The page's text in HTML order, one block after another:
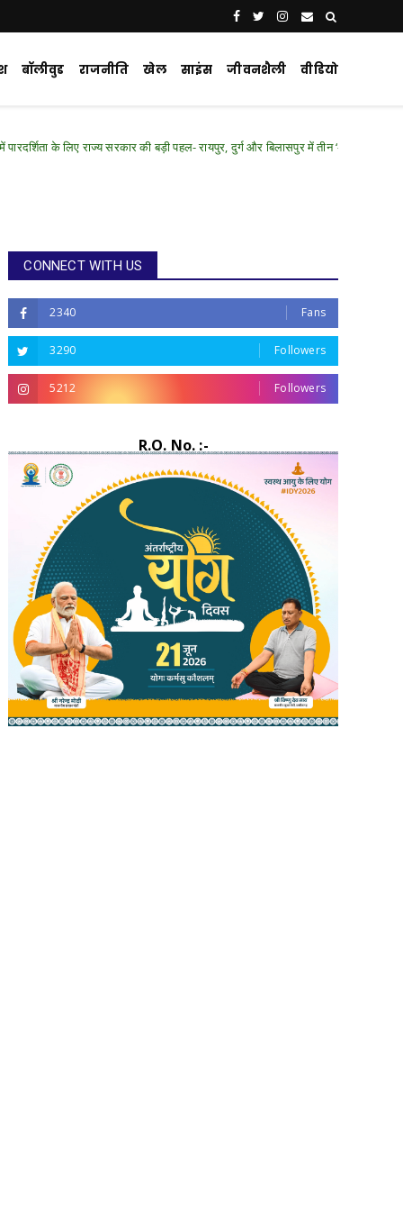
बॉलीवुड राजनीति खेल साइंस जीवनशैली वीडियो
सरकार की बड़ी पहल- रायपुर, दुर्ग और बिलासपुर में तीन ‘अन्नपूर्ति ग्रेन एटीएम‘ का शुभारंभ
CONNECT WITH US
2340 Fans
3290 Followers
5212 Followers
R.O. No. :-